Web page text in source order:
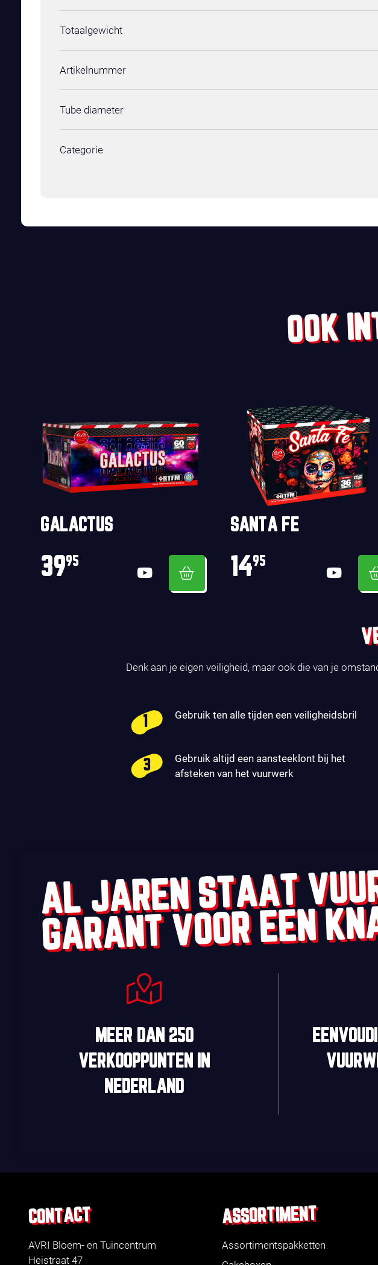
Totaalgewicht
Artikelnummer
Tube diameter
Categorie
OOK
GALACTUS
3995
SANTA FE
1495
Denk aan je eigen veiligheid, maar ook die van je
Gebruik ten alle tijden een veiligheidsbril
Gebruik altijd een aansteeklont bij het
afsteken van het vuurwerk
AL JAREN STAAT
GARANT VOOR EEN
MEER DAN 250
VERKOOPPUNTEN
IN
NEDERLAND
CONTACT
AVRI Bloem- en Tuincentrum
Heistraat 47
ASSORTIMENT
Assortimentspakketten